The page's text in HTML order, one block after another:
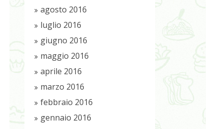
agosto 2016
luglio 2016
giugno 2016
maggio 2016
aprile 2016
marzo 2016
febbraio 2016
gennaio 2016